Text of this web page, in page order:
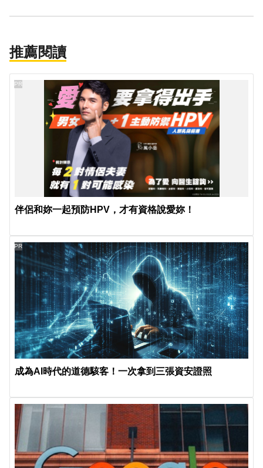
推薦閱讀
伴侶和妳一起預防HPV，才有資格說愛妳！
PR
成為AI時代的道德駭客！一次拿到三張資安證照
PR